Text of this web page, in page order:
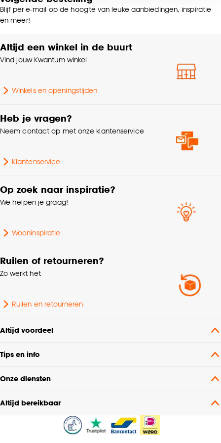
voor kiezen om bepaalde cookies wel of niet te
accepteren door op ‘Cookies aanpassen’ te
Goed om te weten is dat je deze keuze altijd nog
kan aanpassen, bekijk hiervoor onze
Kleurtint
Standaard afmetingen 200x200cm
Samenstelling 100% Katoen
Milieu kenmerken Oeko-Tex Standard 100
Geschikt voor ruimte
Blijf per e-mail op de hoogte van leuke aanbiedingen, inspiratie
en meer!
Altijd een winkel in de buurt
Vind jouw Kwantum winkel
Winkels en openingstijden
Heb je vragen?
Neem contact op met onze klantenservice
Klantenservice
Op zoek naar inspiratie?
We helpen je graag!
Wooninspiratie
Ruilen of retourneren?
Zo werkt het
Ruilen en retourneren
Altijd voordeel
Tips en info
Onze diensten
Altijd bereikbaar